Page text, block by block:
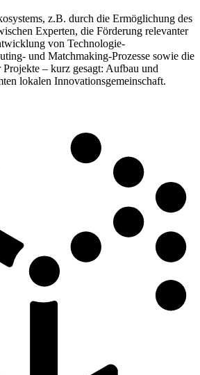
z.B. durch die Ermöglichung des
Experten, die Förderung relevanter
von Technologie-
und Matchmaking-Prozesse sowie die
Projekte – kurz gesagt: Aufbau und
lokalen Innovationsgemeinschaft.